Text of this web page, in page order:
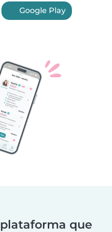
Google Play
que